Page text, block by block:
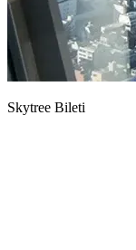
Skytree Bileti